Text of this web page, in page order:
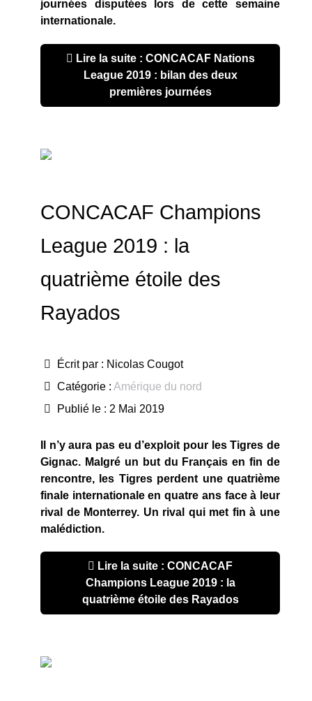
journées disputées lors de cette semaine
internationale.
Lire la suite : CONCACAF Nations
League 2019 : bilan des deux
premières journées
CONCACAF Champions
League 2019 : la
quatrième étoile des
Rayados
Écrit par : Nicolas Cougot
Catégorie : Amérique du nord
Publié le : 2 Mai 2019
Il n’y aura pas eu d’exploit pour les Tigres de
Gignac. Malgré un but du Français en fin de
rencontre, les Tigres perdent une quatrième
finale internationale en quatre ans face à leur
rival de Monterrey. Un rival qui met fin à une
malédiction.
Lire la suite : CONCACAF
Champions League 2019 : la
quatrième étoile des Rayados